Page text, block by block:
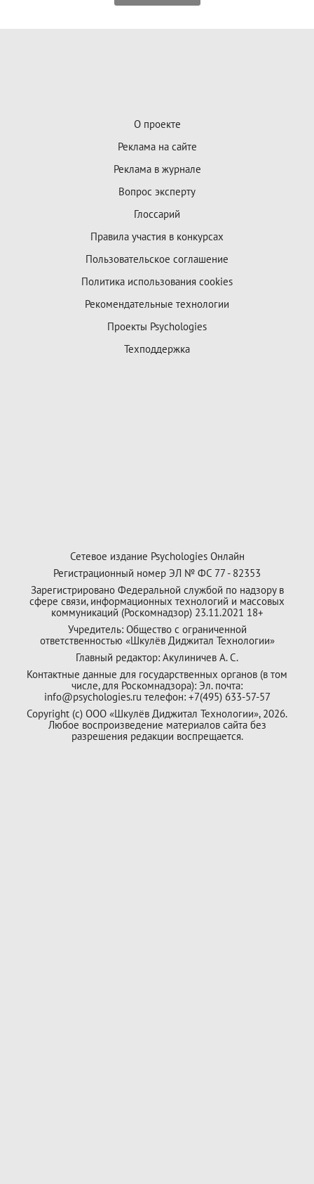
О проекте
Реклама на сайте
Реклама в журнале
Вопрос эксперту
Глоссарий
Правила участия в конкурсах
Пользовательское соглашение
Политика использования cookies
Рекомендательные технологии
Проекты Psychologies
Техподдержка
Сетевое издание Psychologies Онлайн
Регистрационный номер ЭЛ № ФС 77 - 82353
Зарегистрировано Федеральной службой по надзору в
сфере связи, информационных технологий и массовых
коммуникаций (Роскомнадзор) 23.11.2021 18+
Учредитель: Общество с ограниченной
ответственностью «Шкулёв Диджитал Технологии»
Главный редактор: Акулиничев А. С.
Контактные данные для государственных органов (в том
числе, для Роскомнадзора): Эл. почта:
info@psychologies.ru телефон: +7(495) 633-57-57
Copyright (с) ООО «Шкулёв Диджитал Технологии», 2026.
Любое воспроизведение материалов сайта без
разрешения редакции воспрещается.